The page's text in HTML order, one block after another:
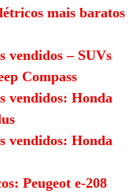
mais baratos
vendidos – SUVs
Compass
vendidos: Honda
vendidos: Honda
Peugeot e-208